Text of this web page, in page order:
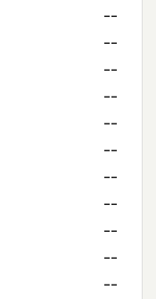
--
--
--
--
--
--
--
--
--
--
--